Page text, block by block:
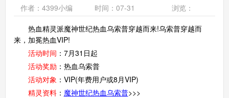
作者：4399小编 时间：07-31 浏览：
热血精灵派魔神世纪热血乌索普穿越而来!乌索普穿越而
来，加冕热血VIP!
活动时间 ：7月31日起
活动奖励：热血乌索普
活动对象 ：VIP(年费用户或8月VIP)
精灵资料： 魔神世纪热血乌索普>>>